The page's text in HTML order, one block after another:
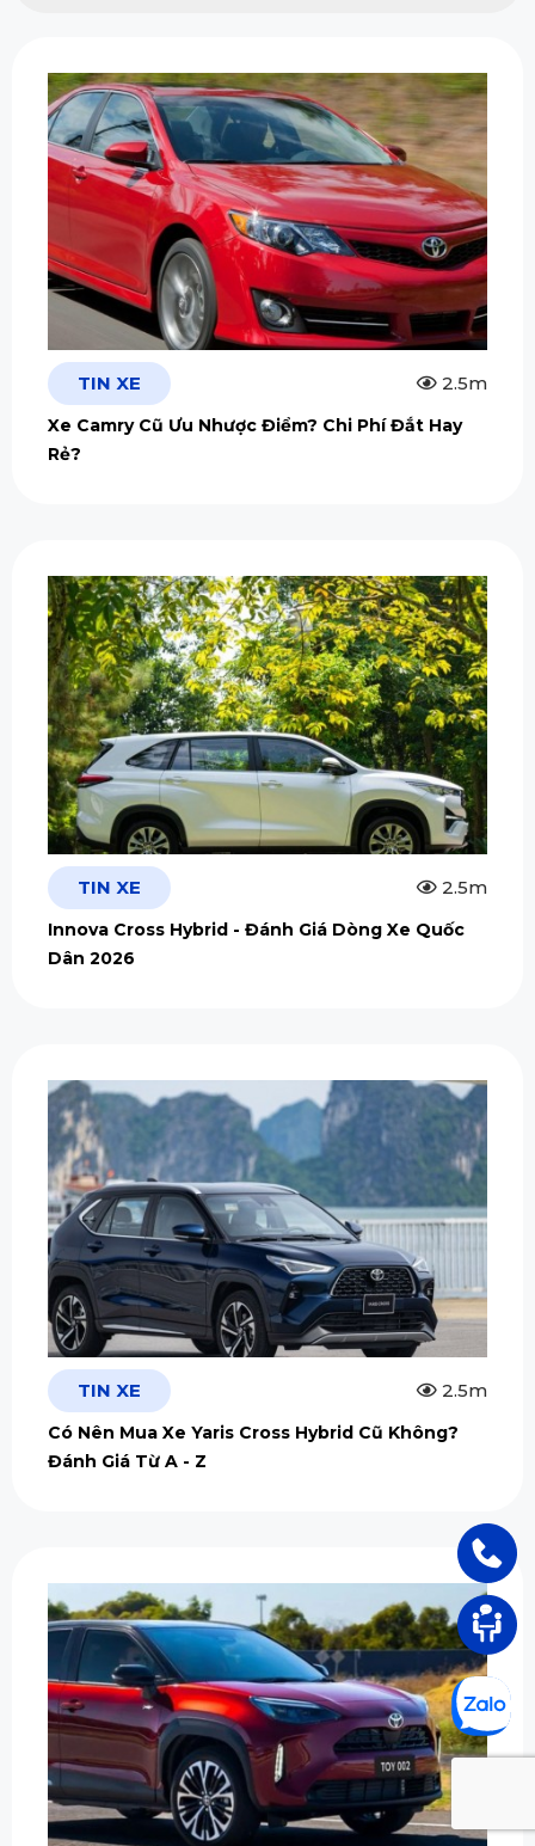
TIN XE 2.5m
Xe Camry Cũ Ưu Nhược Điểm? Chi Phí Đắt Hay
Rẻ?
TIN XE 2.5m
Innova Cross Hybrid - Đánh Giá Dòng Xe Quốc
Dân 2026
TIN XE 2.5m
Có Nên Mua Xe Yaris Cross Hybrid Cũ Không?
Đánh Giá Từ A - Z